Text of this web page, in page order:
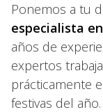
Ponemos a tu
especialista
años de
expertos
prácticamente
festivas del